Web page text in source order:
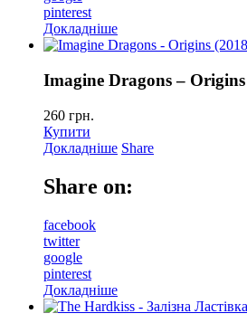
pinterest
Докладніше
Imagine Dragons –
260 грн.
Купити
Докладніше Share
Share on:
facebook
twitter
google
pinterest
Докладніше